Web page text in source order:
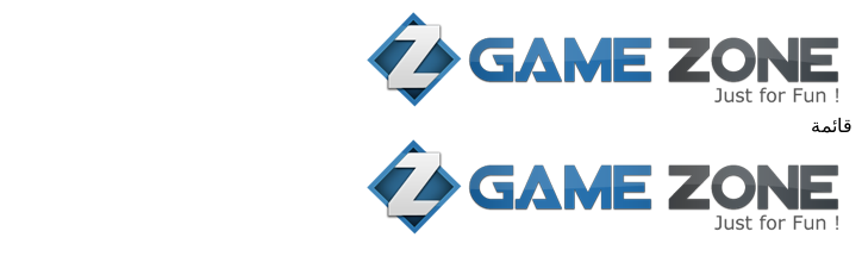
قائمة